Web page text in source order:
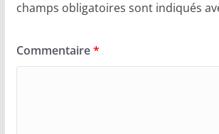
champs obligatoires sont indiqués
Commentaire*